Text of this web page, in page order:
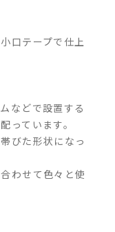
口テープで仕上
などで設置する
っています。
びた形状になっ
わせて色々と使